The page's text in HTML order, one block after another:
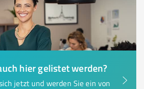
hier gelistet werden?
jetzt und werden Sie ein von